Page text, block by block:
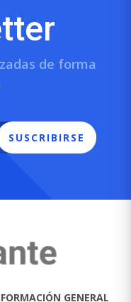
de forma
SUSCRIBIRSE
GENERAL